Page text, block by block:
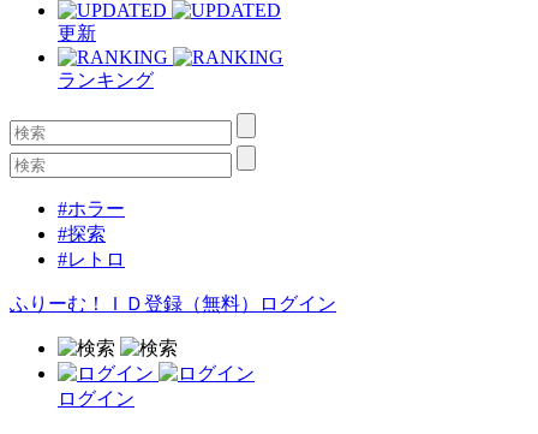
更新
ランキング
#ホラー
#探索
#レトロ
ふりーむ！ＩＤ登録（無料） ログイン
ログイン